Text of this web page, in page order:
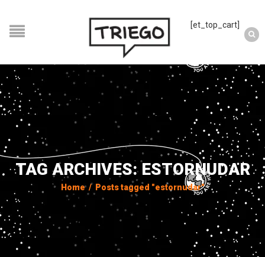
[et_top_cart]
TAG ARCHIVES: ESTORNUDAR
Home / Posts tagged "estornudar"